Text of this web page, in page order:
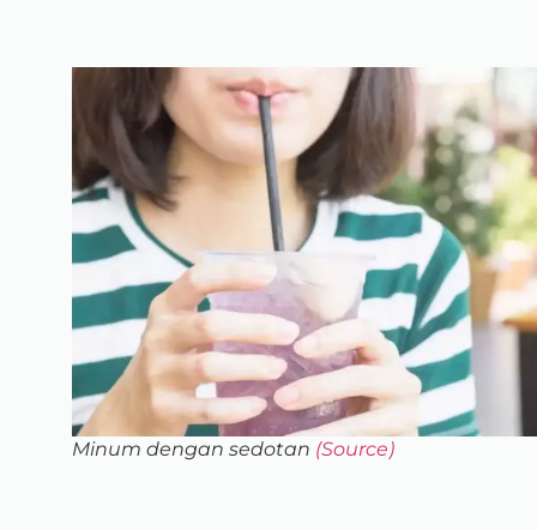
Minum dengan sedotan (Source)